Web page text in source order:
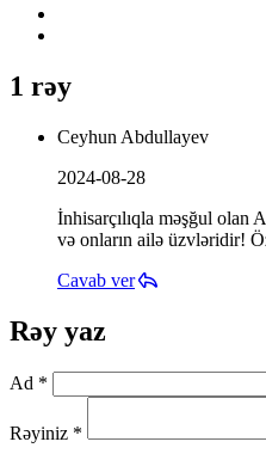
1 rəy
Ceyhun Abdullayev
2024-08-28
İnhisarçılıqla məşğul olan
və onların ailə üzvləridir!
Cavab ver
Rəy yaz
Ad *
Rəyiniz *